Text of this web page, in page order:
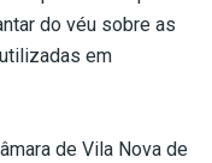
do véu sobre as
em
de Vila Nova de